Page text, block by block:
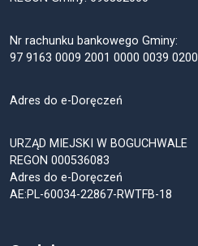
Nr rachunku bankowego Gminy:
97 9163 0009 2001 0000 0039 0200
Adres do e-Doręczeń
URZĄD MIEJSKI W BOGUCHWALE
REGON 000536083
Adres do e-Doręczeń
AE:PL-60034-22867-RWTFB-18